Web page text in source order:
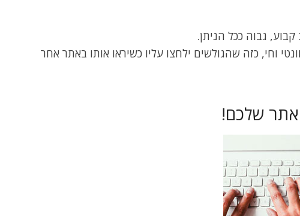
גבוה ככל הניתן.
וחי, כזה שהגולשים ילחצו עליו כשיראו אותו באתר אחר
האתר שלכם!